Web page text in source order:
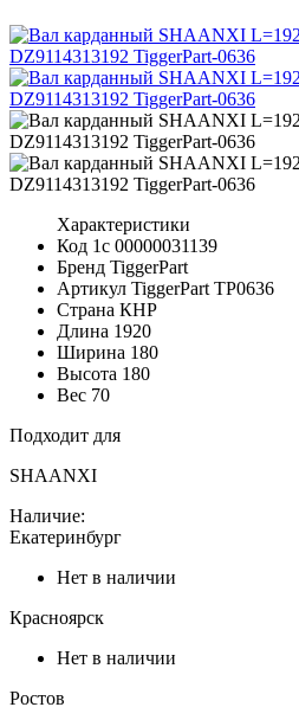
Характеристики
Код 1с 00000031139
Бренд TiggerPart
Артикул TiggerPart TP0636
Страна КНР
Длина 1920
Ширина 180
Высота 180
Вес 70
Подходит для
SHAANXI
Наличие:
Екатеринбург
Нет в наличии
Красноярск
Нет в наличии
Ростов